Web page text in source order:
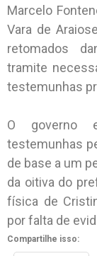
Marcelo
Vara de
retomados
tramite
testemunhas
O governo
testemunhas
de base a um
da oitiva do
física de
por falta de
Compartilhe isso: